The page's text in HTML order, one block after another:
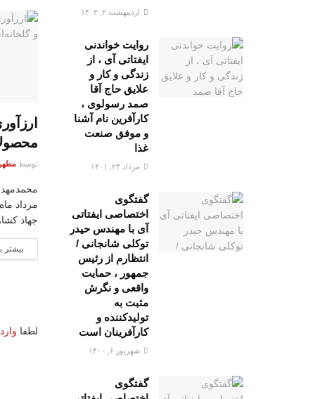
توسط
مرداد
جهاد
بیشتر
لطفا
اردیبهشت ۲, ۱۴۰۳
روایت خواندنی
ایفتاتی آی ، از
زندگی و کار و
علایق حاج آقا
صمد رسولوی ،
کارآفرین نام آشنا
و موفق صنعت
غذا
مرداد ۲۳, ۱۴۰۱
گفتگوی
اختصاصی ایفتاتی
آی با مهندس حیدر
توکلی شانجانی /
انتظارم از رئیس
جمهور ، حمایت
واقعی و نگرش
مثبت به
تولیدکننده و
کارآفرینان است
شهریور ۶, ۱۴۰۰
گفتگوی